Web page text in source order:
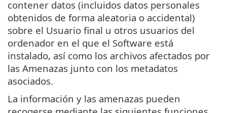
contener datos (incluidos datos personales
obtenidos de forma aleatoria o accidental)
sobre el Usuario final u otros usuarios del
ordenador en el que el Software está
instalado, así como los archivos afectados por
las Amenazas junto con los metadatos
asociados.
La información y las amenazas pueden